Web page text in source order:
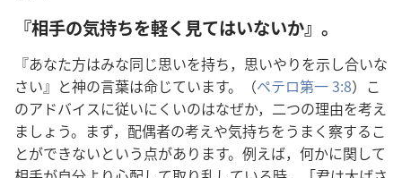
『相手の気持ちを軽く見てはいないか』。
『あなた方はみな同じ思いを持ち，思いやりを示し合いな
さい』と神の言葉は命じています。（ペテロ第一 3:8）こ
のアドバイスに従いにくいのはなぜか，二つの理由を考え
ましょう。まず，配偶者の考えや気持ちをうまく察するこ
とができないという点があります。例えば，何かに関して